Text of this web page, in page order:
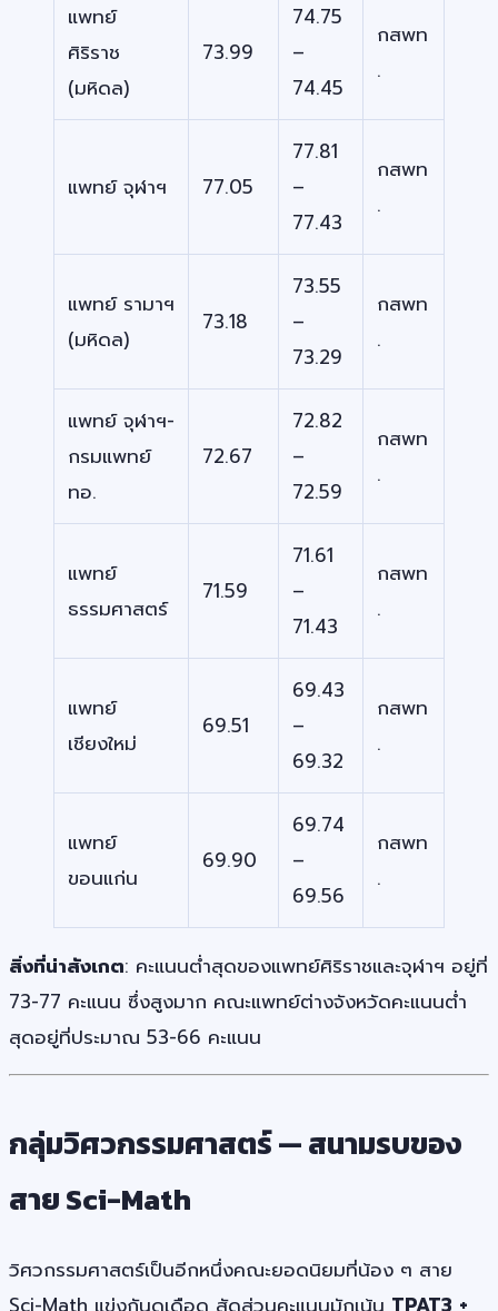
แพทย์
ศิริราช
(มหิดล)
73.99
74.75
–
74.45
กสพท
.
แพทย์ จุฬาฯ 77.05
77.81
–
77.43
กสพท
.
แพทย์ รามาฯ
(มหิดล)
73.18
73.55
–
73.29
กสพท
.
แพทย์ จุฬาฯ-
กรมแพทย์
ทอ.
72.67
72.82
–
72.59
กสพท
.
แพทย์
ธรรมศาสตร์
71.59
71.61
–
71.43
กสพท
.
แพทย์
เชียงใหม่
69.51
69.43
–
69.32
กสพท
.
แพทย์
ขอนแก่น
69.90
69.74
–
69.56
กสพท
.
สิ่งที่น่าสังเกต: คะแนนต่ำสุดของแพทย์ศิริราชและจุฬาฯ อยู่ที่
73-77 คะแนน ซึ่งสูงมาก คณะแพทย์ต่างจังหวัดคะแนนต่ำ
สุดอยู่ที่ประมาณ 53-66 คะแนน
กลุ่มวิศวกรรมศาสตร์ — สนามรบของ
สาย Sci-Math
วิศวกรรมศาสตร์เป็นอีกหนึ่งคณะยอดนิยมที่น้อง ๆ สาย
Sci-Math แข่งกันดุเดือด สัดส่วนคะแนนมักเน้น TPAT3 +